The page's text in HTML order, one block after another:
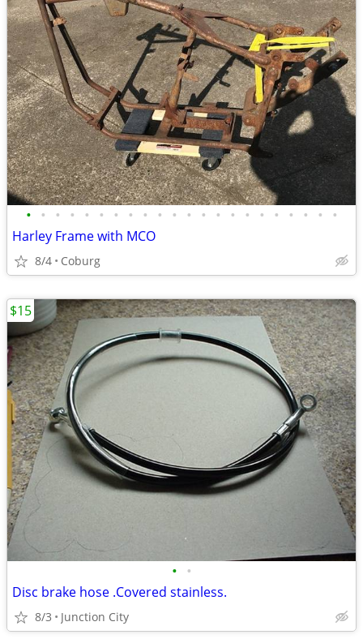
• • • • • • • • • • • • • • • • • • • • • •
Harley Frame with MCO
8/4 Coburg
• •
Disc brake hose .Covered stainless.
8/3 Junction City
$15